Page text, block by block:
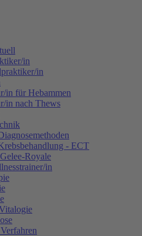
in
in
in für Hebammen
in nach Thews
- ECT
Royale
in